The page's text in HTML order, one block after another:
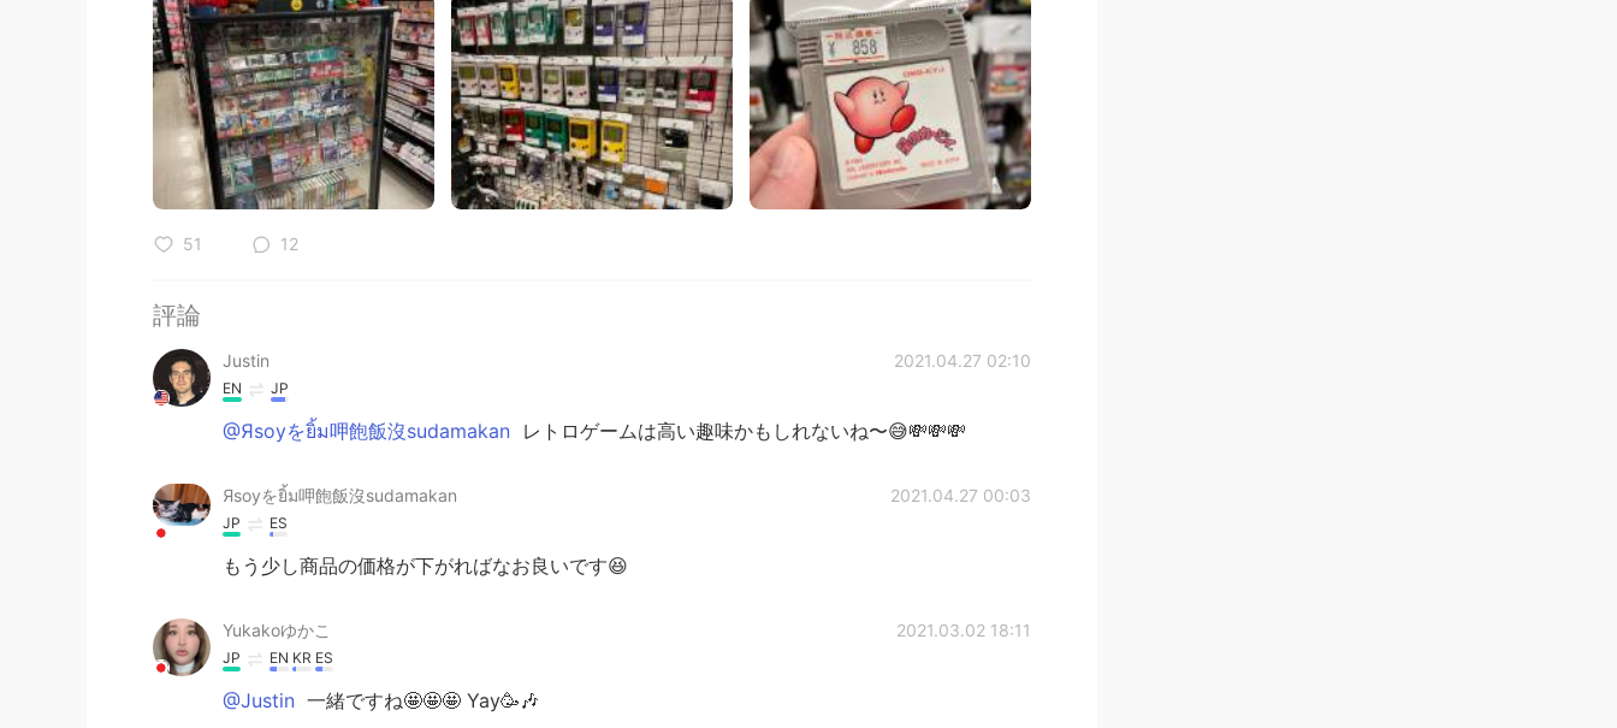
51 12
評論
Justin 2021.04.27 02:10
EN JP
@Яsoyをยิ้ม呷飽飯沒sudamakan レトロゲームは高い趣味かもしれないね〜😅💸💸💸
Яsoyをยิ้ม呷飽飯沒sudamakan 2021.04.27 00:03
JP ES
もう少し商品の価格が下がればなお良いです😆
Yukakoゆかこ 2021.03.02 18:11
JP EN KR ES
@Justin 一緒ですね🤩🤩🤩 Yay🥳🎶